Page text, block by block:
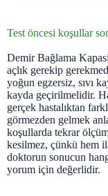
Test öncesi koşullar
Demir Bağlama
açlık gerekip
yoğun egzersiz, sıvı
kayda geçirilmelidir.
gerçek hastalıktan
görmezden gelmek
koşullarda tekrar
kesilmez, çünkü hem
doktorun sonucun
yorum için değerlidir.